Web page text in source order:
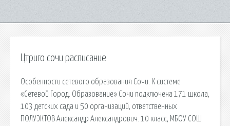
Цтриго сочи расписание
Особенности сетевого образования Сочи. К системе
«Сетевой Город. Образование» Сочи подключена 171 школа,
103 детских сада и 50 организаций, ответственных
ПОЛУЭКТОВ Александр Александрович. 10 класс, МБОУ СОШ